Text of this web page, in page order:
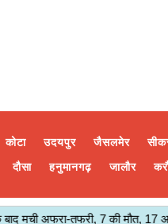
कोटा उदयपुर जैसलमेर
दौसा हनुमानगढ़ जालौर